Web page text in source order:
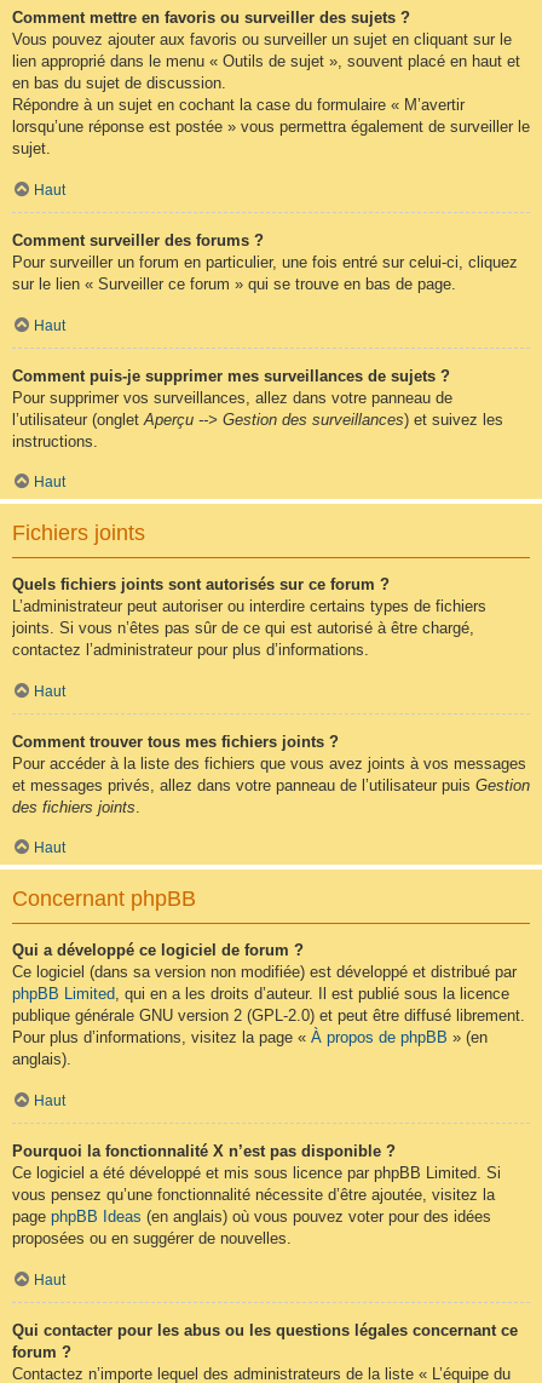
Comment mettre en favoris ou surveiller des sujets ?
Vous pouvez ajouter aux favoris ou surveiller un sujet en cliquant sur le
lien approprié dans le menu « Outils de sujet », souvent placé en haut et
en bas du sujet de discussion.
Répondre à un sujet en cochant la case du formulaire « M’avertir
lorsqu’une réponse est postée » vous permettra également de surveiller le
sujet.
Haut
Comment surveiller des forums ?
Pour surveiller un forum en particulier, une fois entré sur celui-ci, cliquez
sur le lien « Surveiller ce forum » qui se trouve en bas de page.
Haut
Comment puis-je supprimer mes surveillances de sujets ?
Pour supprimer vos surveillances, allez dans votre panneau de
l’utilisateur (onglet Aperçu --> Gestion des surveillances) et suivez les
instructions.
Haut
Fichiers joints
Quels fichiers joints sont autorisés sur ce forum ?
L’administrateur peut autoriser ou interdire certains types de fichiers
joints. Si vous n’êtes pas sûr de ce qui est autorisé à être chargé,
contactez l’administrateur pour plus d’informations.
Haut
Comment trouver tous mes fichiers joints ?
Pour accéder à la liste des fichiers que vous avez joints à vos messages
et messages privés, allez dans votre panneau de l’utilisateur puis Gestion
des fichiers joints
Haut
Concernant phpBB
Qui a développé ce logiciel de forum ?
Ce logiciel (dans sa version non modifiée) est développé et distribué par
phpBB Limited, qui en a les droits d’auteur. Il est publié sous la licence
publique générale GNU version 2 (GPL-2.0) et peut être diffusé librement.
Pour plus d’informations, visitez la page « À propos de phpBB » (en
anglais).
Haut
Pourquoi la fonctionnalité X n’est pas disponible ?
Ce logiciel a été développé et mis sous licence par phpBB Limited. Si
vous pensez qu’une fonctionnalité nécessite d’être ajoutée, visitez la
page phpBB Ideas (en anglais) où vous pouvez voter pour des idées
proposées ou en suggérer de nouvelles.
Haut
Qui contacter pour les abus ou les questions légales concernant ce
forum ?
Contactez n’importe lequel des administrateurs de la liste « L’équipe du